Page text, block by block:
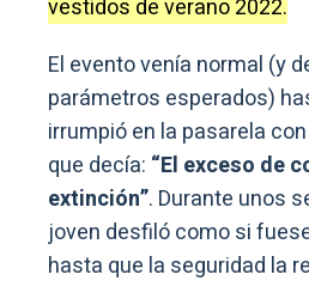
vestidos de verano 2022.
El evento venía normal (y
parámetros esperados)
irrumpió en la pasarela
que decía: “El exceso de
extinción”. Durante unos
joven desfiló como si
hasta que la seguridad la